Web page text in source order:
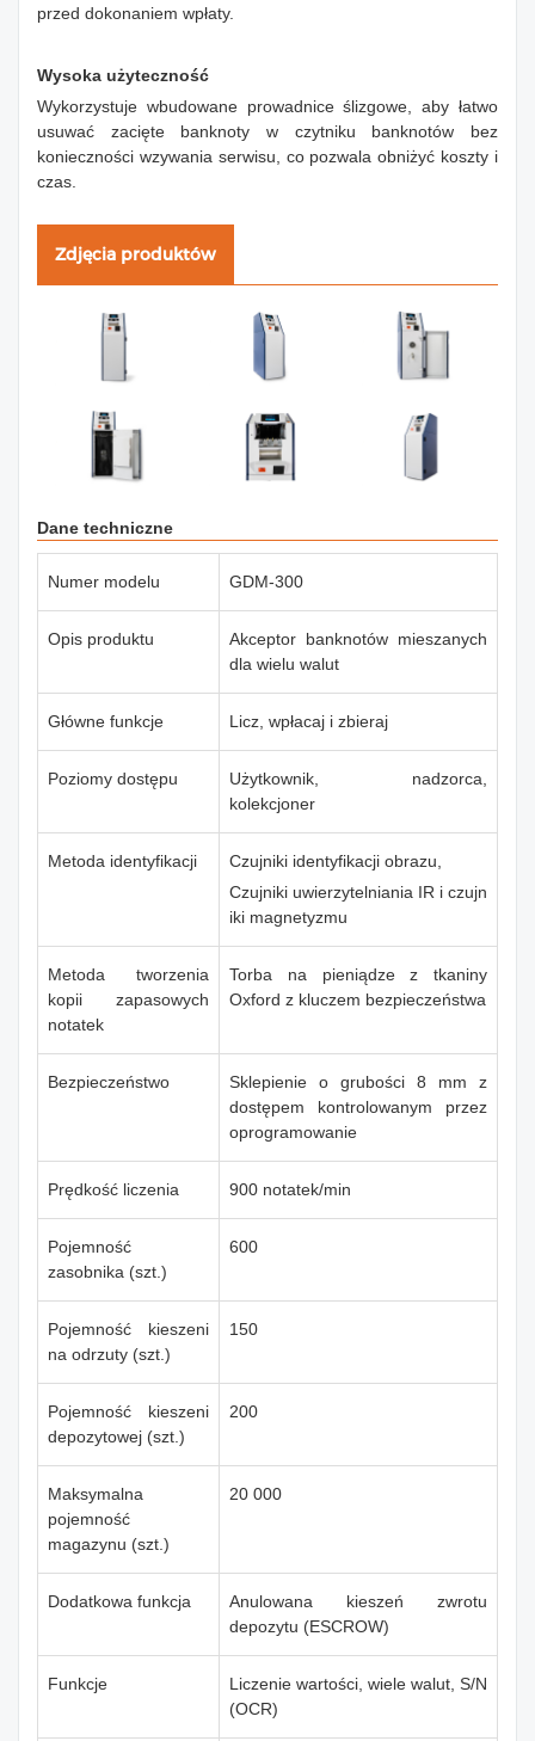
przed dokonaniem wpłaty.
Wysoka użyteczność
Wykorzystuje wbudowane prowadnice ślizgowe, aby łatwo
usuwać zacięte banknoty w czytniku banknotów bez
konieczności wzywania serwisu, co pozwala obniżyć koszty i
czas.
Zdjęcia produktów
Dane techniczne
Numer modelu GDM-300
Opis produktu
Akceptor banknotów mieszanych
dla wielu walut
Główne funkcje Licz, wpłacaj i zbieraj
Poziomy dostępu
Użytkownik, nadzorca,
kolekcjoner
Metoda identyfikacji
Czujniki identyfikacji obrazu,
Czujniki uwierzytelniania IR i czujn
iki magnetyzmu
Metoda tworzenia
kopii zapasowych
notatek
Torba na pieniądze z tkaniny
Oxford z kluczem bezpieczeństwa
Bezpieczeństwo
Sklepienie o grubości 8 mm z
dostępem kontrolowanym przez
oprogramowanie
Prędkość liczenia 900 notatek/min
Pojemność
zasobnika (szt.)
600
Pojemność kieszeni
na odrzuty (szt.)
150
Pojemność kieszeni
depozytowej (szt.)
200
Maksymalna
pojemność
magazynu (szt.)
20 000
Dodatkowa funkcja
Anulowana kieszeń zwrotu
depozytu (ESCROW)
Funkcje
Liczenie wartości, wiele walut, S/N
(OCR)